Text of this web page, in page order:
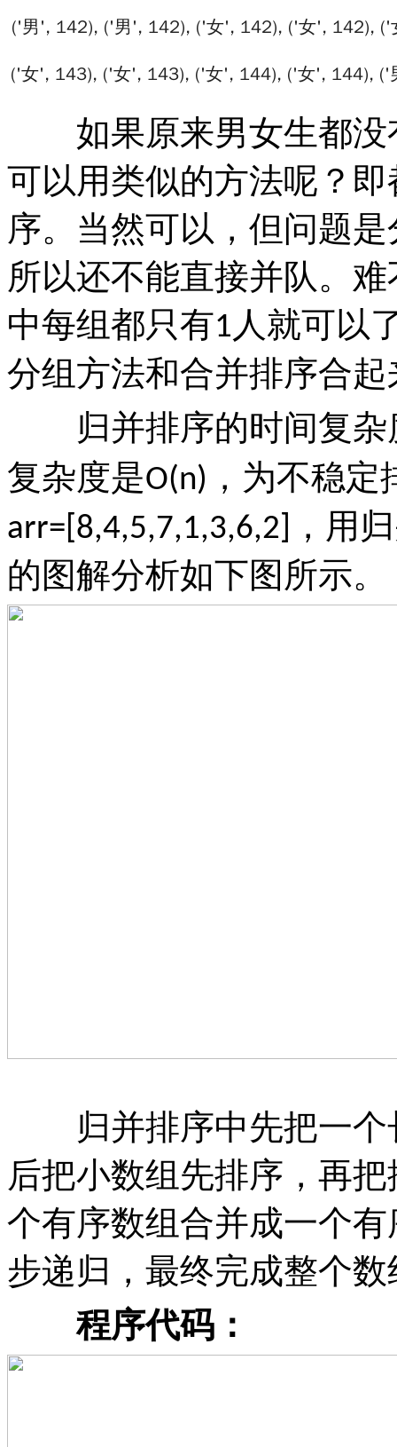
如果原来男女生都没
可以用类似的方法呢？
序。当然可以，但问题
所以还不能直接并队。
中每组都只有1 人就可以
分组方法和合并排序合
归并排序的时间复杂
复杂度是O(n) ，为不稳
arr=[8,4,5,7,1,3,6,2]
，用
的图解分析如下图所示。
归并排序中先把一个
后把小数组先排序，再
个有序数组合并成一个
步递归，最终完成整个
程序代码：